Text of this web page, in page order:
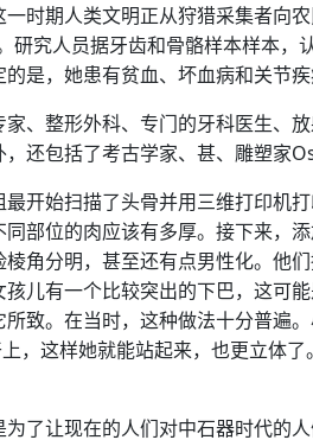
时期人类文明正从狩猎采集者向
研究人员据牙齿和骨骼样本样本，
是，她患有贫血、坏血病和关节疾
、整形外科、专门的牙科医生、
还包括了考古学家、甚、雕塑家
开始扫描了头骨并用三维打印机
部位的肉应该有多厚。接下来，
角分明，甚至还有点男性化。他
儿有一个比较突出的下巴，这可
致。在当时，这种做法十分普遍
，这样她就能站起来，也更立体
了让现在的人们对中石器时代的